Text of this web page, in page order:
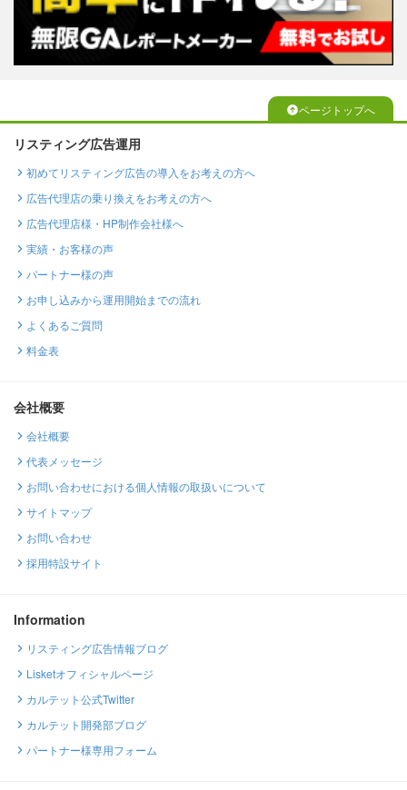
ページトップへ
リスティング広告運用
初めてリスティング広告の導入をお考えの方へ
広告代理店の乗り換えをお考えの方へ
広告代理店様・HP制作会社様へ
実績・お客様の声
パートナー様の声
お申し込みから運用開始までの流れ
よくあるご質問
料金表
会社概要
会社概要
代表メッセージ
お問い合わせにおける個人情報の取扱いについて
サイトマップ
お問い合わせ
採用特設サイト
Information
リスティング広告情報ブログ
Lisketオフィシャルページ
カルテット公式Twitter
カルテット開発部ブログ
パートナー様専用フォーム